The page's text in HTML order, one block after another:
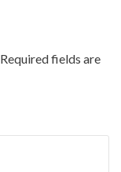
Required fields are